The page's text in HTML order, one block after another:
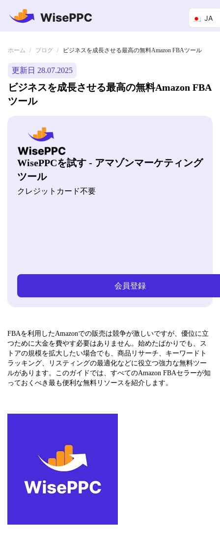
JA
ホーム / ブログ / ビジネスを成長させる最高の無料Amazon FBAツール
更新日 28.07.2025
ビジネスを成長させる最高の無料Amazon FBA
ツール
WisePPCを試す - アマゾンマーケティング
ツール
クレジットカード不要
会員登録
FBAを利用したAmazonでの販売は競争が激しいですが、優位に立
つために大金を費やす必要はありません。始めたばかりでも、ス
トアの規模を拡大したい場合でも、商品リサーチ、キーワードト
ラッキング、リスティングの最適化などに役立つ強力な無料ツー
ルがあります。このガイドでは、すべてのAmazon FBAセラーが知
っておくべき最も便利な無料リソースを紹介します。